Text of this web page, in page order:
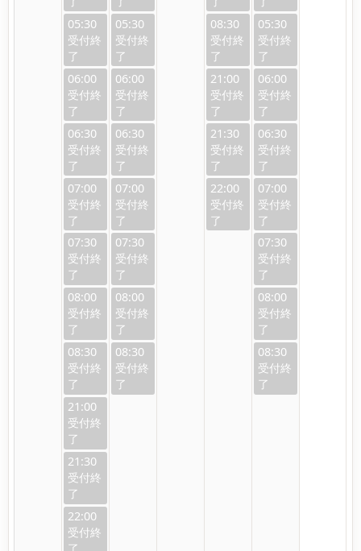
05:30
06:00
06:30
07:00
07:30
08:00
08:30
21:00
21:30
22:00
05:30
06:00
06:30
07:00
07:30
08:00
08:30
08:30
21:00
21:30
22:00
05:30
06:00
06:30
07:00
07:30
08:00
08:30